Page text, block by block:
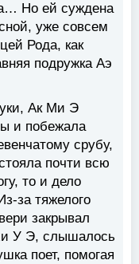
Но ей суждена
уже совсем
Рода, как
подружка Аэ
Ак Ми Э
и побежала
срубу,
почти всю
то и дело
за тяжелого
закрывал
У Э, слышалось
поет, помогая